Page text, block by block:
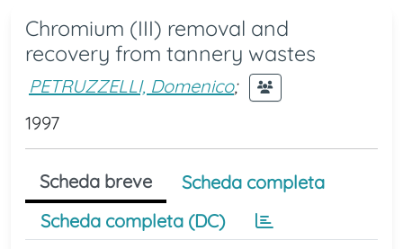
Chromium (III) removal and
recovery from tannery wastes
PETRUZZELLI, Domenico;
1997
Scheda breve
Scheda completa
Scheda completa (DC)